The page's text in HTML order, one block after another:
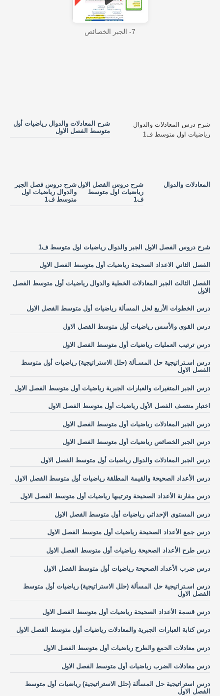
7- الجبر الخصائص
شرح درس المعادلات والدوال
رياضيات اول متوسط ف1
شرح المعادلات والدوال رياضيات أول
متوسط الفصل الاول
المعادلات والدوال
شرح دروس الفصل الاول
رياضيات اول متوسط
ف1
شرح دروس فصل الجبر
والدوال رياضيات اول
متوسط ف1
شرح دروس الفصل الاول الجبر والدوال رياضيات اول متوسط ف1
الفصل الثاني الاعداد الصحيحة رياضيات أول متوسط الفصل الاول
الفصل الثالث الجبر المعادلات الخطية والدوال رياضيات أول متوسط الفصل
الاول
درس الخطوات الأربع لحل المسألة رياضيات أول متوسط الفصل الاول
درس القوى والأسس رياضيات أول متوسط الفصل الاول
درس ترتيب العمليات رياضيات أول متوسط الفصل الاول
درس اسـتراتيجية حل المسـألة (حلل الاستراتيجية) رياضيات أول متوسط
الفصل الاول
درس الجبر المتغيرات والعبارات الجبرية رياضيات أول متوسط الفصل الاول
اختبار منتصف الفصل الأول رياضيات أول متوسط الفصل الاول
درس الجبر المعادلات رياضيات أول متوسط الفصل الاول
درس الجبر الخصائص رياضيات أول متوسط الفصل الاول
درس الجبر المعادلات والدوال رياضيات أول متوسط الفصل الاول
درس الأعداد الصحيحة والقيمة المطلقة رياضيات أول متوسط الفصل الاول
درس مقارنة الأعداد الصحيحة وترتيبها رياضيات أول متوسط الفصل الاول
درس المستوى الإحداثي رياضيات أول متوسط الفصل الاول
درس جمع الأعداد الصحيحة رياضيات أول متوسط الفصل الاول
درس طرح الأعداد الصحيحة رياضيات أول متوسط الفصل الاول
درس ضرب الأعداد الصحيحة رياضيات أول متوسط الفصل الاول
درس اسـتراتيجية حل المسألة (حلل الاستراتيجية) رياضيات أول متوسط
الفصل الاول
درس قسمة الأعداد الصحيحة رياضيات أول متوسط الفصل الاول
درس كتابة العبارات الجبرية والمعادلات رياضيات أول متوسط الفصل الاول
درس معادلات الحمع والطرح رياضيات أول متوسط الفصل الاول
درس معادلات الضرب رياضيات أول متوسط الفصل الاول
درس استراتيجية حل المسألة (حلل الاستراتيجية) رياضيات أول متوسط
الفصل الاول